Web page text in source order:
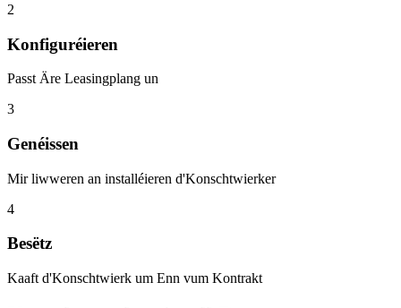
2
Konfiguréieren
Passt Äre Leasingplang un
3
Genéissen
Mir liwweren an installéieren d'Konschtwierker
4
Besëtz
Kaaft d'Konschtwierk um Enn vum Kontrakt